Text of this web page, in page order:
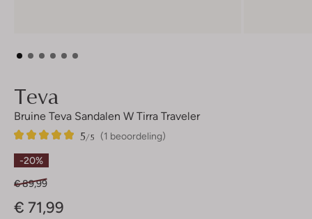
Teva
Bruine Teva Sandalen W Tirra Traveler
(1 beoordeling)
5/5
1
5
Sterren
-20%
€ 89,99
€ 71,99